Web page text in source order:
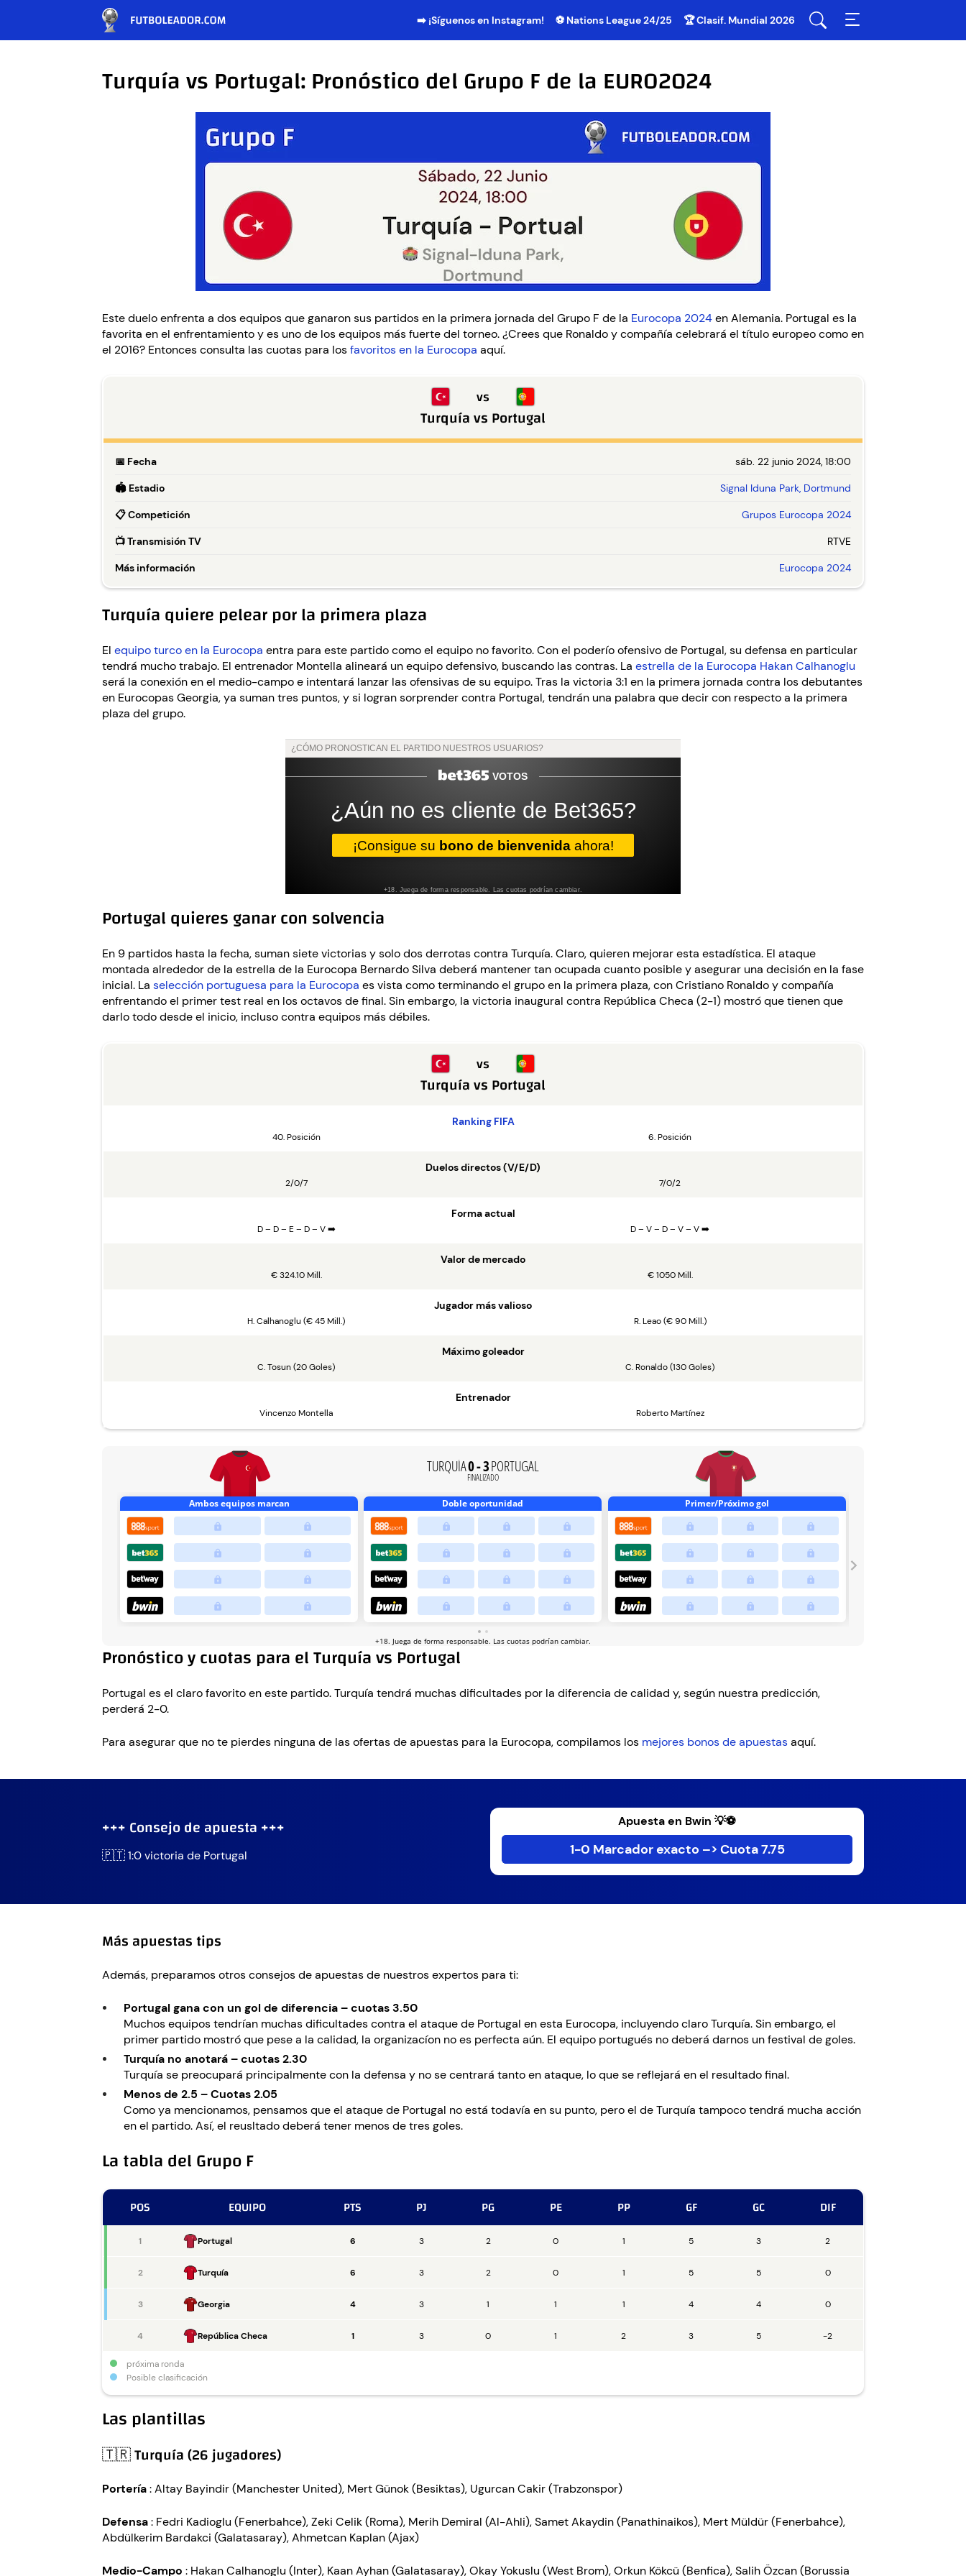
➡️ ¡Síguenos en Instagram! ⚽ Nations League 24/25 🏆 Clasif. Mundial 2026
Turquía vs Portugal: Pronóstico del Grupo F de la EURO2024
Este duelo enfrenta a dos equipos que ganaron sus partidos en la primera jornada del Grupo F de la Eurocopa 2024en Alemania. Portugal es la
favorita en el enfrentamiento y es uno de los equipos más fuerte del torneo. ¿Crees que Ronaldo y compañía celebrará el título europeo como en
el 2016? Entonces consulta las cuotas para losfavoritos en la Eurocopa aquí.
vs
TurquíavsPortugal
📅 Fecha sáb. 22 junio 2024, 18:00
🏟️ Estadio Signal Iduna Park, Dortmund
📋Competición Grupos Eurocopa 2024
📺Transmisión TV RTVE
Más información Eurocopa 2024
Turquía quiere pelear por la primera plaza
El equipo turco en la Eurocopa entra para este partido como el equipo no favorito. Con el poderío ofensivo de Portugal, su defensa en particular
tendrá mucho trabajo. El entrenador Montella alineará un equipo defensivo, buscando las contras. La estrella de la Eurocopa Hakan Calhanoglu
será la conexión en el medio-campo e intentará lanzar las ofensivas de su equipo. Tras la victoria 3:1 en la primera jornada contra los debutantes
en Eurocopas Georgia, ya suman tres puntos, y si logran sorprender contra Portugal, tendrán una palabra que decir con respecto a la primera
plaza del grupo.
Portugal quieres ganar con solvencia
En 9 partidos hasta la fecha, suman siete victorias y solo dos derrotas contra Turquía. Claro, quieren mejorar esta estadística. El ataque
montada alrededor de la estrella de la Eurocopa Bernardo Silva deberá mantener tan ocupada cuanto posible y asegurar una decisión en la fase
inicial. La selección portuguesa para la Eurocopa es vista como terminando el grupo en la primera plaza, con Cristiano Ronaldo y compañía
enfrentando el primer test real en los octavos de final. Sin embargo, la victoria inaugural contra República Checa (2-1) mostró que tienen que
darlo todo desde el inicio, incluso contra equipos más débiles.
vs
TurquíavsPortugal
Ranking FIFA
40. Posición 6. Posición
Duelos directos (V/E/D)
2/0/7 7/0/2
Forma actual
D – D – E – D – V ➡️ D – V – D – V – V ➡️
Valor de mercado
€ 324.10 Mill. € 1050 Mill.
Jugador más valioso
H. Calhanoglu (€ 45 Mill.) R. Leao (€ 90 Mill.)
Máximo goleador
C. Tosun (20 Goles) C. Ronaldo (130 Goles)
Entrenador
Vincenzo Montella Roberto Martínez
Pronóstico y cuotas para el Turquía vs Portugal
Portugal es el claro favorito en este partido. Turquía tendrá muchas dificultades por la diferencia de calidad y, según nuestra predicción,
perderá 2-0.
Para asegurar que no te pierdes ninguna de las ofertas de apuestas para la Eurocopa, compilamos los mejores bonos de apuestasaquí.
+++ Consejo de apuesta +++
🇵🇹 1:0 victoria de Portugal
Apuesta en Bwin 💡⚽
1-0 Marcador exacto –> Cuota 7.75
Más apuestas tips
Además, preparamos otros consejos de apuestas de nuestros expertos para ti:
Portugal gana con un gol de diferencia – cuotas 3.50
Muchos equipos tendrían muchas dificultades contra el ataque de Portugal en esta Eurocopa, incluyendo claro Turquía. Sin embargo, el
primer partido mostró que pese a la calidad, la organizacíon no es perfecta aún. El equipo portugués no deberá darnos un festival de goles.
Turquía no anotará – cuotas 2.30
Turquía se preocupará principalmente con la defensa y no se centrará tanto en ataque, lo que se reflejará en el resultado final.
Menos de 2.5 – Cuotas 2.05
Como ya mencionamos, pensamos que el ataque de Portugal no está todavía en su punto, pero el de Turquía tampoco tendrá mucha acción
en el partido. Así, el reusltado deberá tener menos de tres goles.
La tabla del Grupo F
POS EQUIPO PTS PJ PG PE PP GF GC DIF
1 Portugal 6 3 2 0 1 5 3 2
2 Turquía 6 3 2 0 1 5 5 0
3 Georgia 4 3 1 1 1 4 4 0
4 República Checa 1 3 0 1 2 3 5 -2
próxima ronda
Posible clasificación
Las plantillas
🇹🇷 Turquía (26 jugadores)
Portería: Altay Bayindir (Manchester United), Mert Günok (Besiktas), Ugurcan Cakir (Trabzonspor)
Defensa: Fedri Kadioglu (Fenerbahce), Zeki Celik (Roma), Merih Demiral (Al-Ahli), Samet Akaydin (Panathinaikos), Mert Müldür (Fenerbahce),
Abdülkerim Bardakci (Galatasaray), Ahmetcan Kaplan (Ajax)
Medio-Campo : Hakan Calhanoglu (Inter), Kaan Ayhan (Galatasaray), Okay Yokuslu (West Brom), Orkun Kökcü (Benfica), Salih Özcan (Borussia